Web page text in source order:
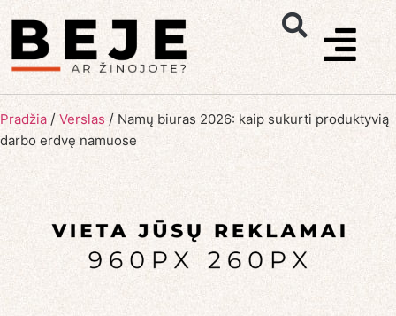
Pradžia / Verslas / Namų biuras 2026: kaip sukurti produktyvią
darbo erdvę namuose